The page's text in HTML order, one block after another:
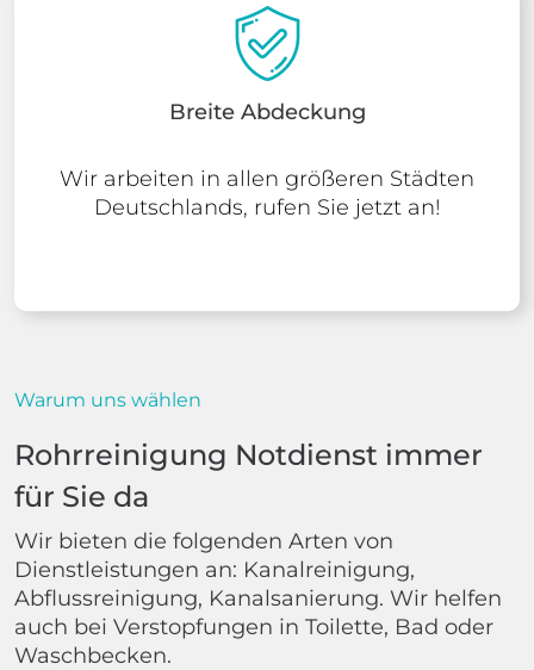
Breite Abdeckung
Wir arbeiten in allen größeren Städten
Deutschlands, rufen Sie jetzt an!
Warum uns wählen
Rohrreinigung Notdienst immer
für Sie da
Wir bieten die folgenden Arten von
Dienstleistungen an: Kanalreinigung,
Abflussreinigung, Kanalsanierung. Wir helfen
auch bei Verstopfungen in Toilette, Bad oder
Waschbecken.